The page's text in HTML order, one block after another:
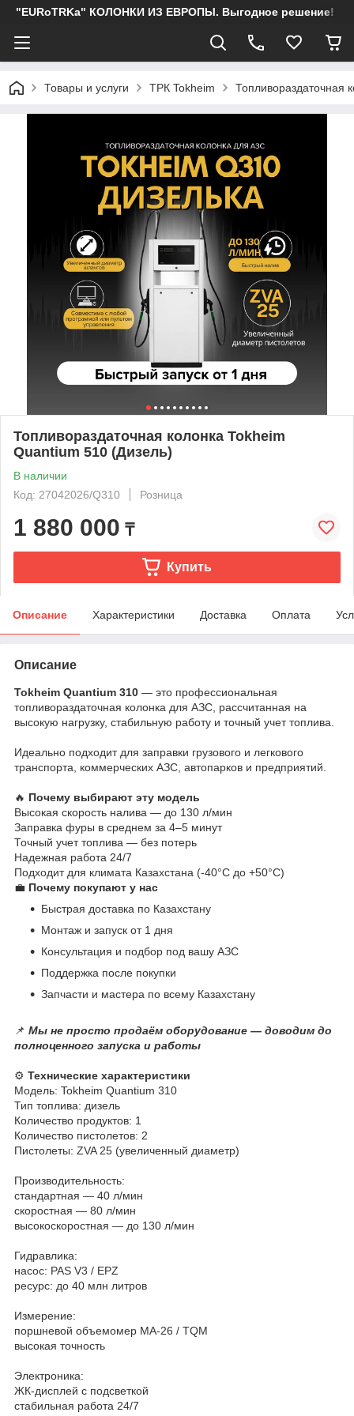
"EURoTRKa" КОЛОНКИ ИЗ ЕВРОПЫ. Выгодное решение!
Товары и услуги ТРК Tokheim Топливораздаточная
Топливораздаточная колонка Tokheim
Quantium 510 (Дизель)
В наличии
Код: 27042026/Q310
Розница
1 880 000 ₸
Купить
Описание Характеристики Доставка Оплата
Описание
Tokheim Quantium 310 — это профессиональная
топливораздаточная колонка для АЗС, рассчитанная на
высокую нагрузку, стабильную работу и точный учет топлива.
Идеально подходит для заправки грузового и легкового
транспорта, коммерческих АЗС, автопарков и предприятий.
🔥 Почему выбирают эту модель
Высокая скорость налива — до 130 л/мин
Заправка фуры в среднем за 4–5 минут
Точный учет топлива — без потерь
Надежная работа 24/7
Подходит для климата Казахстана (-40°C до +50°C)
💼 Почему покупают у нас
Быстрая доставка по Казахстану
Монтаж и запуск от 1 дня
Консультация и подбор под вашу АЗС
Поддержка после покупки
Запчасти и мастера по всему Казахстану
📌 Мы не просто продаём оборудование — доводим до
полноценного запуска и работы
⚙️ Технические характеристики
Модель: Tokheim Quantium 310
Тип топлива: дизель
Количество продуктов: 1
Количество пистолетов: 2
Пистолеты: ZVA 25 (увеличенный диаметр)
Производительность:
стандартная — 40 л/мин
скоростная — 80 л/мин
высокоскоростная — до 130 л/мин
Гидравлика:
насос: PAS V3 / EPZ
ресурс: до 40 млн литров
Измерение:
поршневой объемомер MA-26 / TQM
высокая точность
Электроника:
ЖК-дисплей с подсветкой
стабильная работа 24/7